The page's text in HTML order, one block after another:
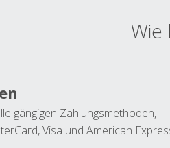
Wie
gängigen Zahlungsmethoden,
Visa und American